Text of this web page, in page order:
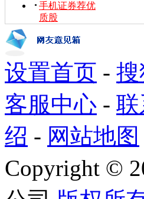
手机证券荐优
质股
设置首页 -
客服中心 -
绍 - 网站地图
Copyright ©